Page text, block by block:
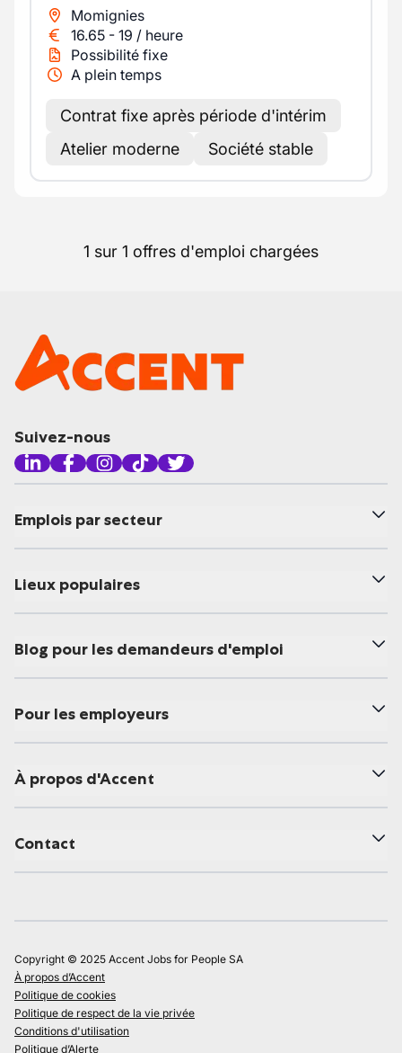
Momignies
16.65 - 19 / heure
Possibilité fixe
A plein temps
Contrat fixe après période d'intérim
Atelier moderne
Société stable
1 sur 1 offres d'emploi chargées
Suivez-nous
Emplois par secteur
Lieux populaires
Blog pour les demandeurs d'emploi
Pour les employeurs
À propos d'Accent
Contact
Copyright © 2025 Accent Jobs for People SA
À propos d’Accent
Politique de cookies
Politique de respect de la vie privée
Conditions d'utilisation
Politique d’Alerte